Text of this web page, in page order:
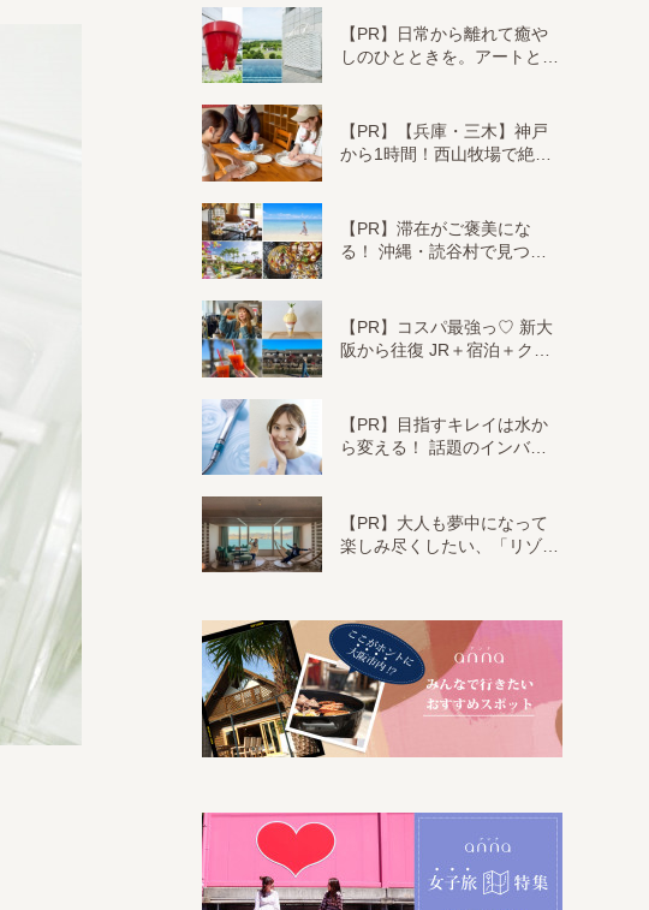
【PR】日常から離れて癒や
しのひとときを。アートと…
【PR】【兵庫・三木】神戸
から1時間！西山牧場で絶…
【PR】滞在がご褒美にな
る！ 沖縄・読谷村で見つ…
【PR】コスパ最強っ♡ 新大
阪から往復 JR＋宿泊＋ク…
【PR】目指すキレイは水か
ら変える！ 話題のインバ…
【PR】大人も夢中になって
楽しみ尽くしたい、「リゾ…